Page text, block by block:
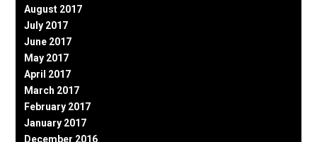
August 2017
July 2017
June 2017
May 2017
April 2017
March 2017
February 2017
January 2017
December 2016